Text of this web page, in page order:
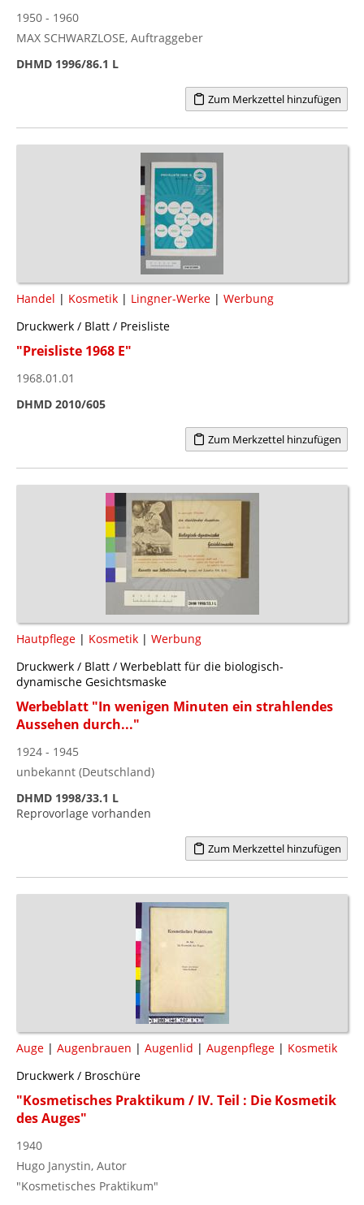
1950 - 1960
MAX SCHWARZLOSE, Auftraggeber
DHMD 1996/86.1 L
Zum Merkzettel hinzufügen
Handel | Kosmetik | Lingner-Werke | Werbung
Druckwerk / Blatt / Preisliste
"Preisliste 1968 E"
1968.01.01
DHMD 2010/605
Zum Merkzettel hinzufügen
Hautpflege | Kosmetik | Werbung
Druckwerk / Blatt / Werbeblatt für die biologisch-
dynamische Gesichtsmaske
Werbeblatt "In wenigen Minuten ein strahlendes
Aussehen durch..."
1924 - 1945
unbekannt (Deutschland)
DHMD 1998/33.1 L
Reprovorlage vorhanden
Zum Merkzettel hinzufügen
Auge | Augenbrauen | Augenlid | Augenpflege | Kosmetik
Druckwerk / Broschüre
"Kosmetisches Praktikum / IV. Teil : Die Kosmetik
des Auges"
1940
Hugo Janystin, Autor
"Kosmetisches Praktikum"